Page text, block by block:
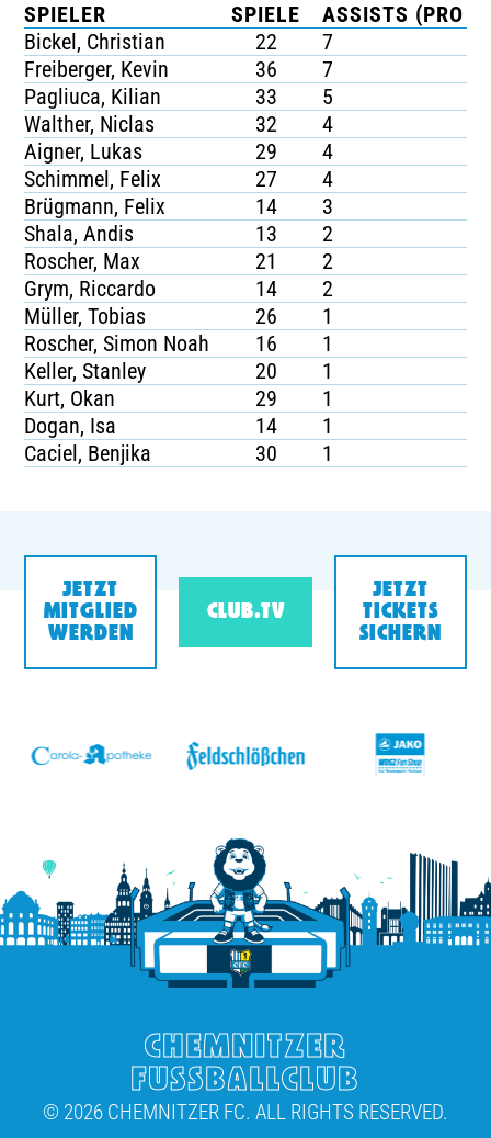
SPIELER SPIELE
ASSISTS (PRO
Bickel, Christian
22
7
Freiberger, Kevin
36
7
Pagliuca, Kilian
33
5
Walther, Niclas
32
4
Aigner, Lukas
29
4
Schimmel, Felix
27
4
Brügmann, Felix
14
3
Shala, Andis
13
2
Roscher, Max
21
2
Grym, Riccardo
14
2
Müller, Tobias
26
1
Roscher, Simon Noah
16
1
Keller, Stanley
20
1
Kurt, Okan
29
1
Dogan, Isa
14
1
Caciel, Benjika
30 1
JETZT
MITGLIED
WERDEN
CLUB.TV
JETZT
TICKETS
SICHERN
CHEMNITZER
FUSSBALLCLUB
© 2026 CHEMNITZER FC. ALL RIGHTS RESERVED.